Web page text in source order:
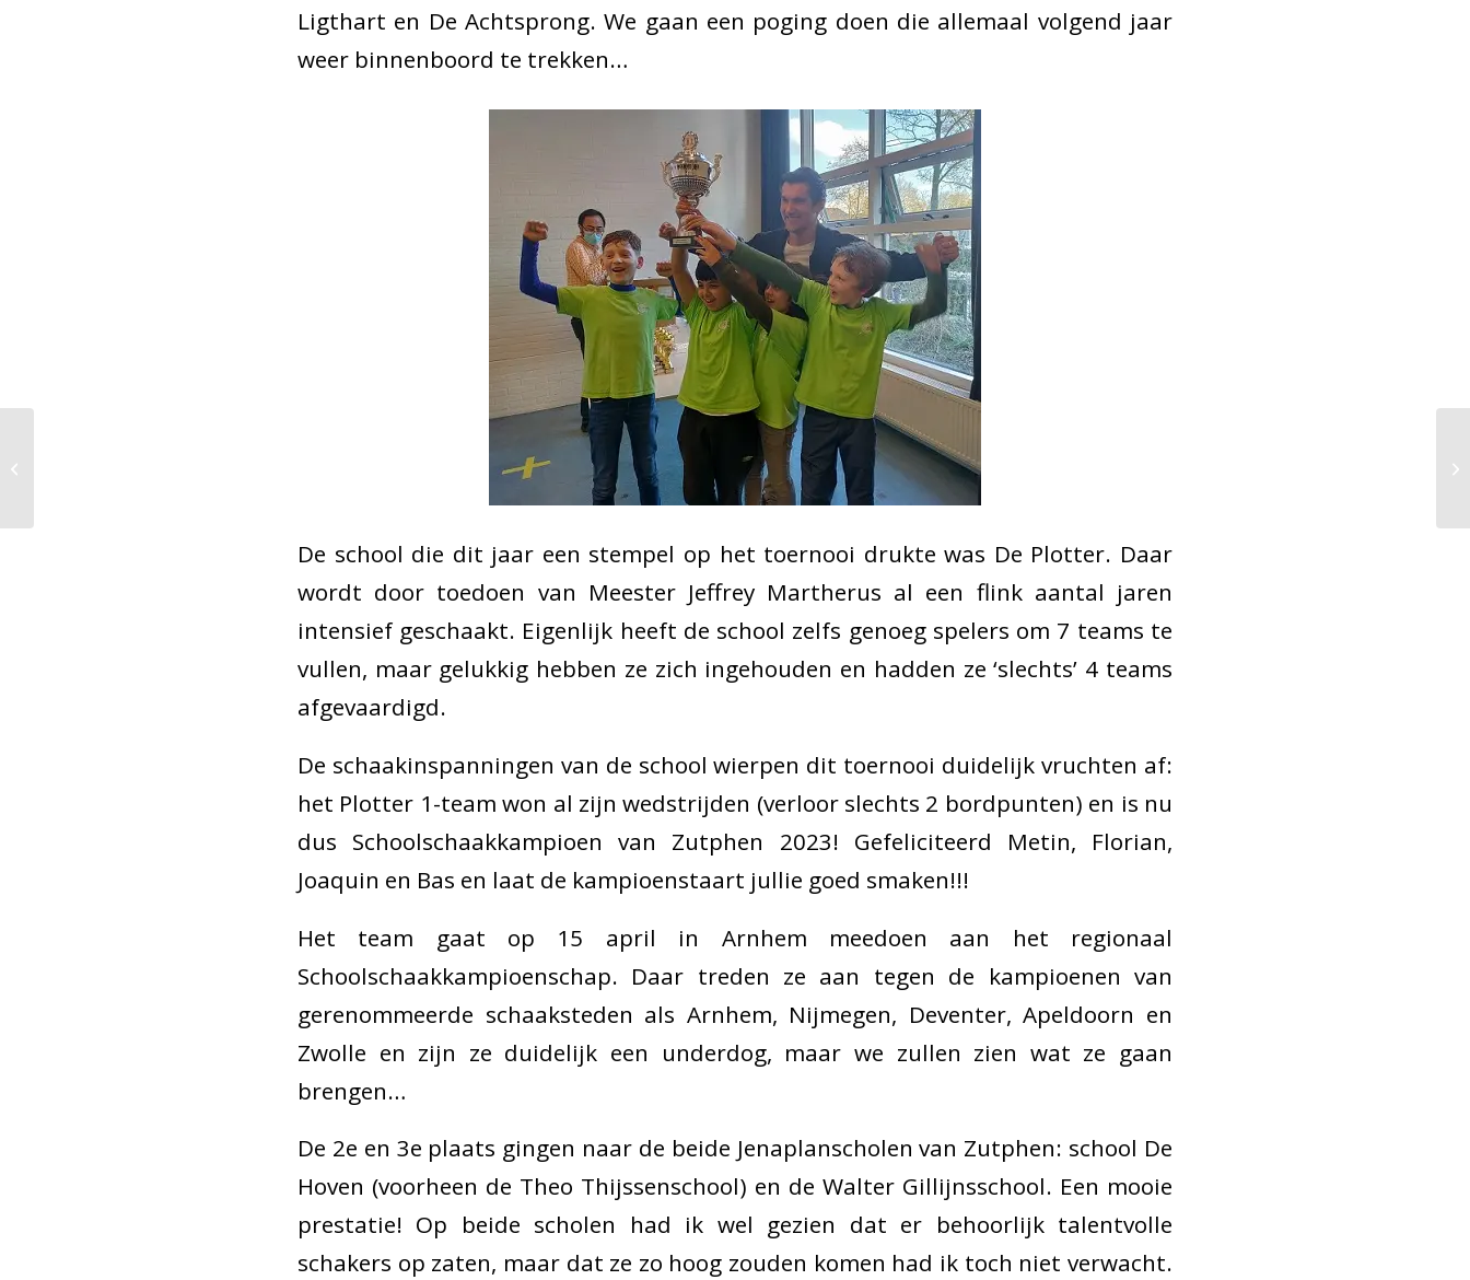
Ligthart en De Achtsprong. We gaan een poging doen die allemaal volgend jaar
weer binnenboord te trekken…
De school die dit jaar een stempel op het toernooi drukte was De Plotter. Daar
wordt door toedoen van Meester Jeffrey Martherus al een flink aantal jaren
intensief geschaakt. Eigenlijk heeft de school zelfs genoeg spelers om 7 teams te
vullen, maar gelukkig hebben ze zich ingehouden en hadden ze ‘slechts’ 4 teams
afgevaardigd.
De schaakinspanningen van de school wierpen dit toernooi duidelijk vruchten af:
het Plotter 1-team won al zijn wedstrijden (verloor slechts 2 bordpunten) en is nu
dus Schoolschaakkampioen van Zutphen 2023! Gefeliciteerd Metin, Florian,
Joaquin en Bas en laat de kampioenstaart jullie goed smaken!!!
Het team gaat op 15 april in Arnhem meedoen aan het regionaal
Schoolschaakkampioenschap. Daar treden ze aan tegen de kampioenen van
gerenommeerde schaaksteden als Arnhem, Nijmegen, Deventer, Apeldoorn en
Zwolle en zijn ze duidelijk een underdog, maar we zullen zien wat ze gaan
brengen…
De 2e en 3e plaats gingen naar de beide Jenaplanscholen van Zutphen: school De
Hoven (voorheen de Theo Thijssenschool) en de Walter Gillijnsschool. Een mooie
prestatie! Op beide scholen had ik wel gezien dat er behoorlijk talentvolle
schakers op zaten, maar dat ze zo hoog zouden komen had ik toch niet verwacht.